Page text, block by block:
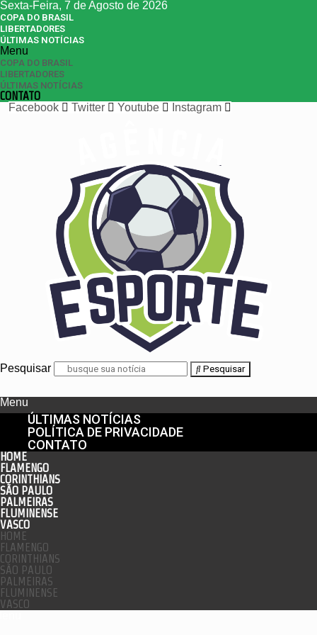
Sexta-Feira, 7 de Agosto de 2026
COPA DO BRASIL
LIBERTADORES
ÚLTIMAS NOTÍCIAS
Menu
COPA DO BRASIL
LIBERTADORES
ÚLTIMAS NOTÍCIAS
CONTATO
Facebook
Twitter Youtube Instagram
Pesquisar Pesquisar
Menu
ÚLTIMAS NOTÍCIAS
POLÍTICA DE PRIVACIDADE
CONTATO
HOME
FLAMENGO
CORINTHIANS
SÃO PAULO
PALMEIRAS
FLUMINENSE
VASCO
HOME
FLAMENGO
CORINTHIANS
SÃO PAULO
PALMEIRAS
FLUMINENSE
VASCO